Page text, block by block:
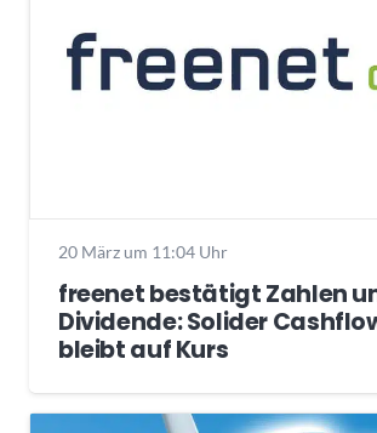
20 März um 11:04 Uhr
freenet bestätigt Zahlen
Dividende: Solider
bleibt auf Kurs